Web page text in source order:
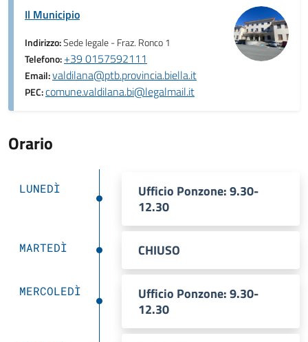
Il Municipio
Indirizzo:Sede legale - Fraz. Ronco 1
Telefono:+39 0157592111
Email:valdilana@ptb.provincia.biella.it
PEC:comune.valdilana.bi@legalmail.it
Orario
LUNEDÌ
Ufficio Ponzone: 9.30-
12.30
MARTEDÌ CHIUSO
MERCOLEDÌ
Ufficio Ponzone: 9.30-
12.30